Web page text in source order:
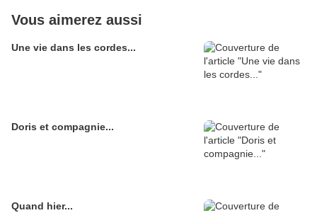
Vous aimerez aussi
Une vie dans les cordes...
Doris et compagnie...
Quand hier...